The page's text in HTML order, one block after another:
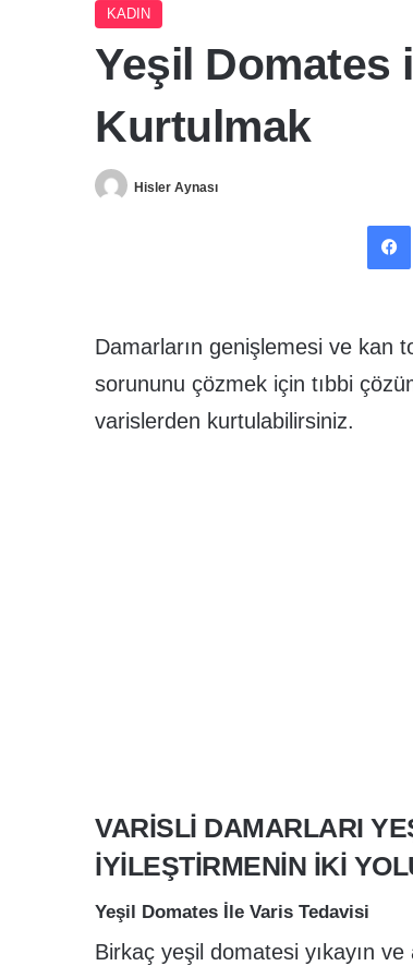
KADIN
Yeşil Domates
Kurtulmak
Hisler Aynası
Damarların genişlemesi ve kan
sorununu çözmek için tıbbi
varislerden kurtulabilirsiniz.
VARISLI DAMARLARI
İYILEŞTIRMENIN İKI
Yeşil Domates İle Varis Tedavisi
Birkaç yeşil domatesi yıkayın ve